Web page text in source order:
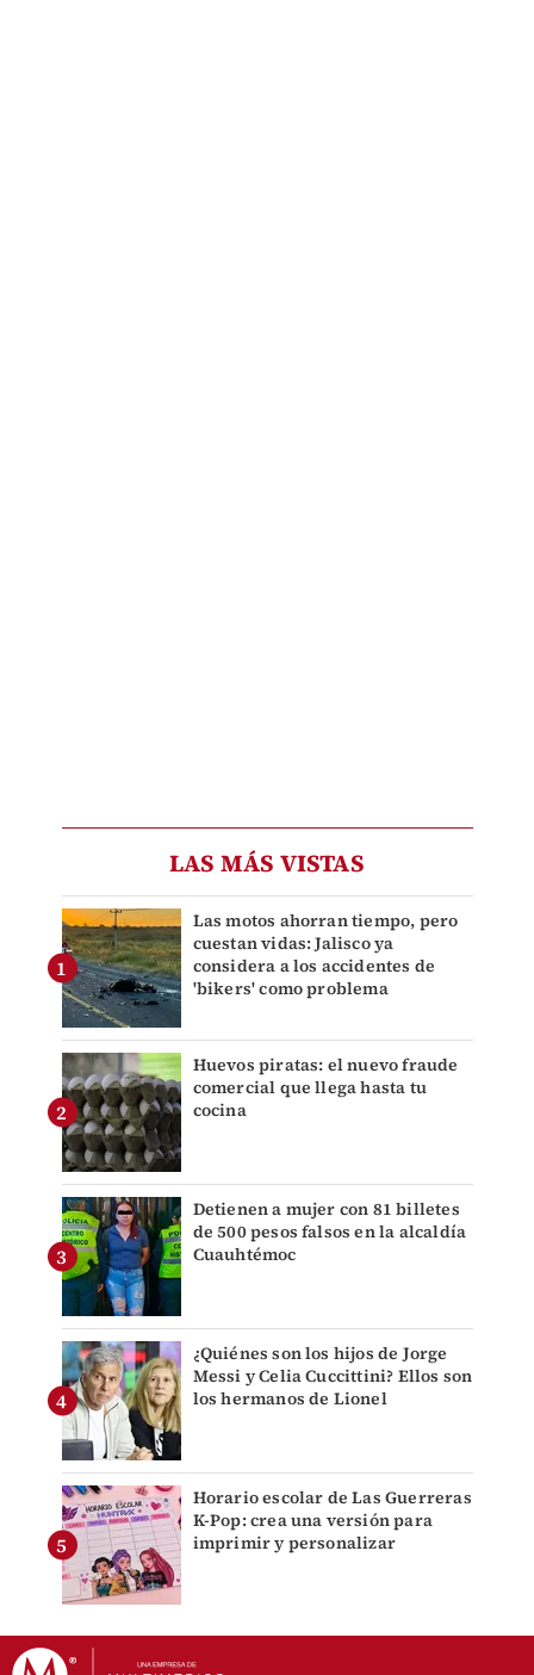
LAS MÁS VISTAS
Las motos ahorran tiempo, pero
cuestan vidas: Jalisco ya
considera a los accidentes de
'bikers' como problema
Huevos piratas: el nuevo fraude
comercial que llega hasta tu
cocina
Detienen a mujer con 81 billetes
de 500 pesos falsos en la alcaldía
Cuauhtémoc
¿Quiénes son los hijos de Jorge
Messi y Celia Cuccittini? Ellos son
los hermanos de Lionel
Horario escolar de Las Guerreras
K-Pop: crea una versión para
imprimir y personalizar